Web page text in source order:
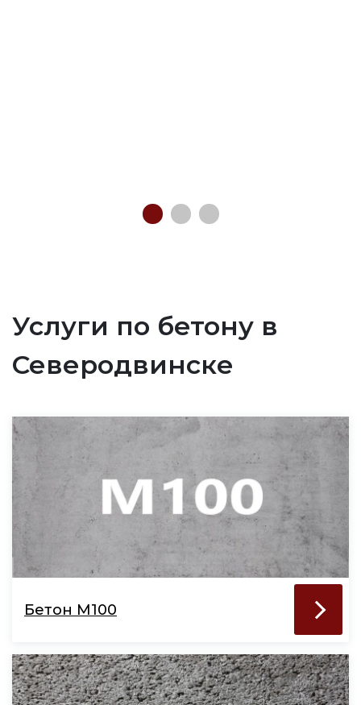
Услуги по бетону в
Северодвинске
Бетон М100